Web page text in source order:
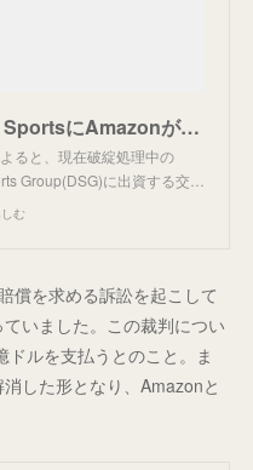
【速報】破綻処理中のBally SportsにAmazonが接触。
ると、現在破綻処理中の
Group(DSG)に出資する交…
む
償を求める訴訟を起こして
いました。この裁判につい
ルを支払うとのこと。ま
した形となり、Amazonと